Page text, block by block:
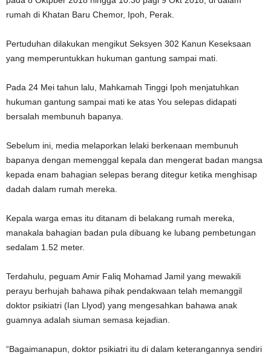
rumah di Khatan Baru Chemor, Ipoh, Perak.
Pertuduhan dilakukan mengikut Seksyen 302 Kanun Keseksaan
yang memperuntukkan hukuman gantung sampai mati.
Pada 24 Mei tahun lalu, Mahkamah Tinggi Ipoh menjatuhkan
hukuman gantung sampai mati ke atas You selepas didapati
bersalah membunuh bapanya.
Sebelum ini, media melaporkan lelaki berkenaan membunuh
bapanya dengan memenggal kepala dan mengerat badan mangsa
kepada enam bahagian selepas berang ditegur ketika menghisap
dadah dalam rumah mereka.
Kepala warga emas itu ditanam di belakang rumah mereka,
manakala bahagian badan pula dibuang ke lubang pembetungan
sedalam 1.52 meter.
Terdahulu, peguam Amir Faliq Mohamad Jamil yang mewakili
perayu berhujah bahawa pihak pendakwaan telah memanggil
doktor psikiatri (Ian Llyod) yang mengesahkan bahawa anak
guamnya adalah siuman semasa kejadian.
“Bagaimanapun, doktor psikiatri itu di dalam keterangannya sendiri